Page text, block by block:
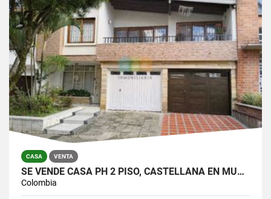
CASA VENTA
SE VENDE CASA PH 2 PISO, CASTELLANA EN MUY BUEN ESTADO PARA VIVIR.
Colombia